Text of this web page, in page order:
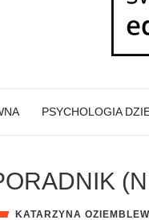
PSYCHOLOGIA
KATARZYNA